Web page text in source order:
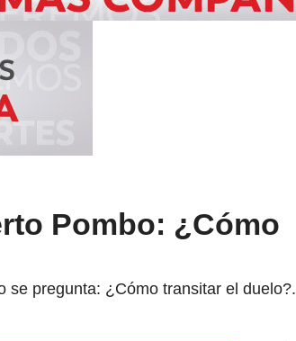
Pombo: ¿Cómo
se pregunta: ¿Cómo transitar el duelo?.